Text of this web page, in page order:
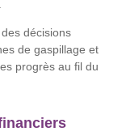
décisions
de gaspillage et
progrès au fil du